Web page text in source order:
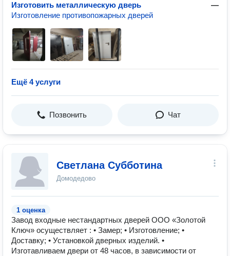
Изготовить металлическую дверь
—
Изготовление противопожарных дверей
Ещё 4 услуги
Позвонить Чат
Светлана Субботина
Домодедово
1 оценка
Завод входные нестандартных дверей ООО «Золотой
Ключ» осуществляет : • Замер; • Изготовление; •
Доставку; • Установкой дверных изделий. •
Изготавливаем двери от 48 часов, в зависимости от